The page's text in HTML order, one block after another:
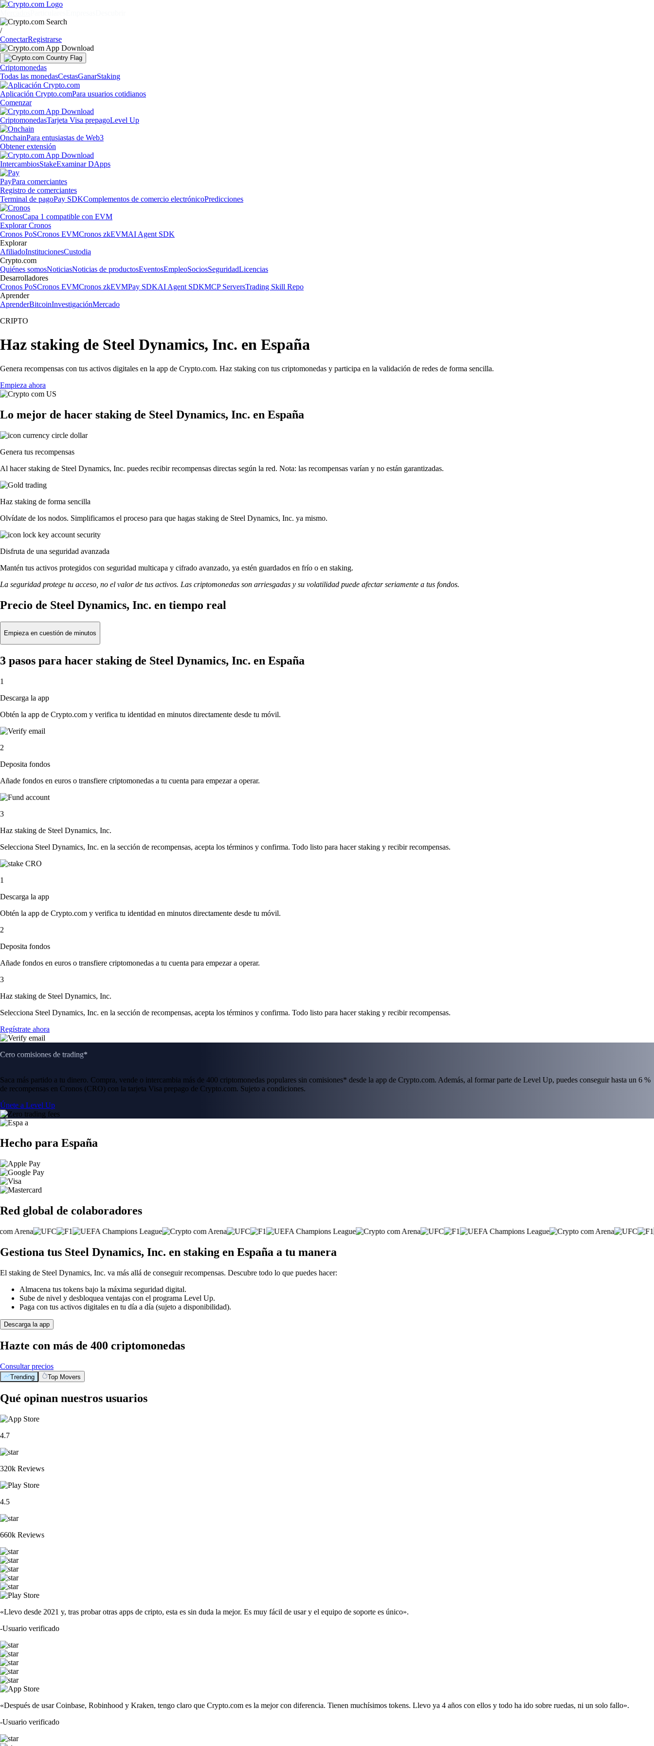
/
ConectarRegistrarse
Criptomonedas
Todas las monedasCestasGanarStaking
Aplicación Crypto.comPara usuarios cotidianos
Comenzar
CriptomonedasTarjeta Visa prepagoLevel Up
OnchainPara entusiastas de Web3
Obtener extensión
IntercambiosStakeExaminar DApps
PayPara comerciantes
Registro de comerciantes
Terminal de pagoPay SDKComplementos de comercio electrónicoPredicciones
CronosCapa 1 compatible con EVM
Explorar Cronos
Cronos PoSCronos EVMCronos zkEVMAI Agent SDK
Explorar
AfiliadoInstitucionesCustodia
Crypto.com
Quiénes somosNoticiasNoticias de productosEventosEmpleoSociosSeguridadLicencias
Desarrolladores
Cronos PoSCronos EVMCronos zkEVMPay SDKAI Agent SDKMCP ServersTrading Skill Repo
Aprender
AprenderBitcoinInvestigaciónMercado
CRIPTO
Haz staking de Steel Dynamics, Inc. en España
Genera recompensas con tus activos digitales en la app de Crypto.com. Haz staking con tus criptomonedas y participa en la validación de redes de forma sencilla.
Empieza ahora
Lo mejor de hacer staking de Steel Dynamics, Inc. en España
Genera tus recompensas
Al hacer staking de Steel Dynamics, Inc. puedes recibir recompensas directas según la red. Nota: las recompensas varían y no están garantizadas.
Haz staking de forma sencilla
Olvídate de los nodos. Simplificamos el proceso para que hagas staking de Steel Dynamics, Inc. ya mismo.
Disfruta de una seguridad avanzada
Mantén tus activos protegidos con seguridad multicapa y cifrado avanzado, ya estén guardados en frío o en staking.
La seguridad protege tu acceso, no el valor de tus activos. Las criptomonedas son arriesgadas y su volatilidad puede afectar seriamente a tus fondos.
Precio de Steel Dynamics, Inc. en tiempo real
Empieza en cuestión de minutos
3 pasos para hacer staking de Steel Dynamics, Inc. en España
1
Descarga la app
Obtén la app de Crypto.com y verifica tu identidad en minutos directamente desde tu móvil.
2
Deposita fondos
Añade fondos en euros o transfiere criptomonedas a tu cuenta para empezar a operar.
3
Haz staking de Steel Dynamics, Inc.
Selecciona Steel Dynamics, Inc. en la sección de recompensas, acepta los términos y confirma. Todo listo para hacer staking y recibir recompensas.
1
Descarga la app
Obtén la app de Crypto.com y verifica tu identidad en minutos directamente desde tu móvil.
2
Deposita fondos
Añade fondos en euros o transfiere criptomonedas a tu cuenta para empezar a operar.
3
Haz staking de Steel Dynamics, Inc.
Selecciona Steel Dynamics, Inc. en la sección de recompensas, acepta los términos y confirma. Todo listo para hacer staking y recibir recompensas.
Regístrate ahora
Cero comisiones de trading*
Saca más partido a tu dinero. Compra, vende o intercambia más de 400 criptomonedas populares sin comisiones* desde la app de Crypto.com. Además, al formar parte de Level Up, puedes conseguir hasta un 6 %
de recompensas en Cronos (CRO) con la tarjeta Visa prepago de Crypto.com. Sujeto a condiciones.
Únete a Level Up
Hecho para España
Red global de colaboradores
Gestiona tus Steel Dynamics, Inc. en staking en España a tu manera
El staking de Steel Dynamics, Inc. va más allá de conseguir recompensas. Descubre todo lo que puedes hacer:
Almacena tus tokens bajo la máxima seguridad digital.
Sube de nivel y desbloquea ventajas con el programa Level Up.
Paga con tus activos digitales en tu día a día (sujeto a disponibilidad).
Descarga la app
Hazte con más de 400 criptomonedas
Consultar precios
Trending Top Movers
Qué opinan nuestros usuarios
4.7
320k Reviews
4.5
660k Reviews
«Llevo desde 2021 y, tras probar otras apps de cripto, esta es sin duda la mejor. Es muy fácil de usar y el equipo de soporte es único».
-Usuario verificado
«Después de usar Coinbase, Robinhood y Kraken, tengo claro que Crypto.com es la mejor con diferencia. Tienen muchísimos tokens. Llevo ya 4 años con ellos y todo ha ido sobre ruedas, ni un solo fallo».
-Usuario verificado